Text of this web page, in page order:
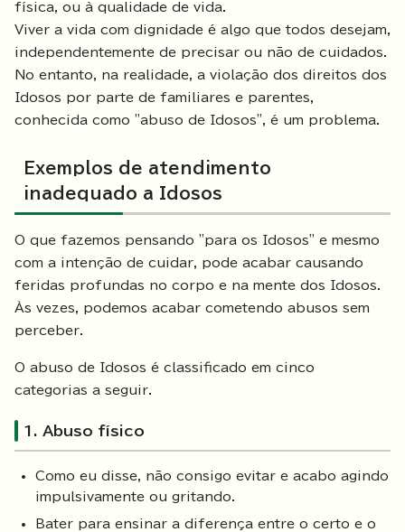
física, ou à qualidade de vida.
Viver a vida com dignidade é algo que todos desejam,
independentemente de precisar ou não de cuidados.
No entanto, na realidade, a violação dos direitos dos
Idosos por parte de familiares e parentes,
conhecida como "abuso de Idosos", é um problema.
Exemplos de atendimento
inadequado a Idosos
O que fazemos pensando "para os Idosos" e mesmo
com a intenção de cuidar, pode acabar causando
feridas profundas no corpo e na mente dos Idosos.
Às vezes, podemos acabar cometendo abusos sem
perceber.
O abuso de Idosos é classificado em cinco
categorias a seguir.
1. Abuso físico
Como eu disse, não consigo evitar e acabo agindo
impulsivamente ou gritando.
Bater para ensinar a diferença entre o certo e o